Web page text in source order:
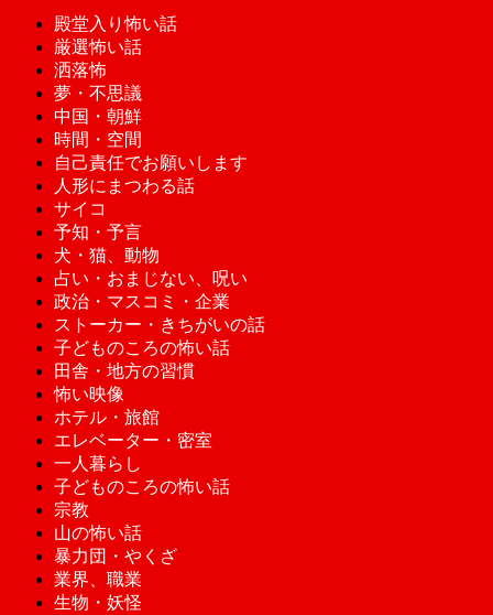
殿堂入り怖い話
厳選怖い話
洒落怖
夢・不思議
中国・朝鮮
時間・空間
自己責任でお願いします
人形にまつわる話
サイコ
予知・予言
犬・猫、動物
占い・おまじない、呪い
政治・マスコミ・企業
ストーカー・きちがいの話
子どものころの怖い話
田舎・地方の習慣
怖い映像
ホテル・旅館
エレベーター・密室
一人暮らし
子どものころの怖い話
宗教
山の怖い話
暴力団・やくざ
業界、職業
生物・妖怪